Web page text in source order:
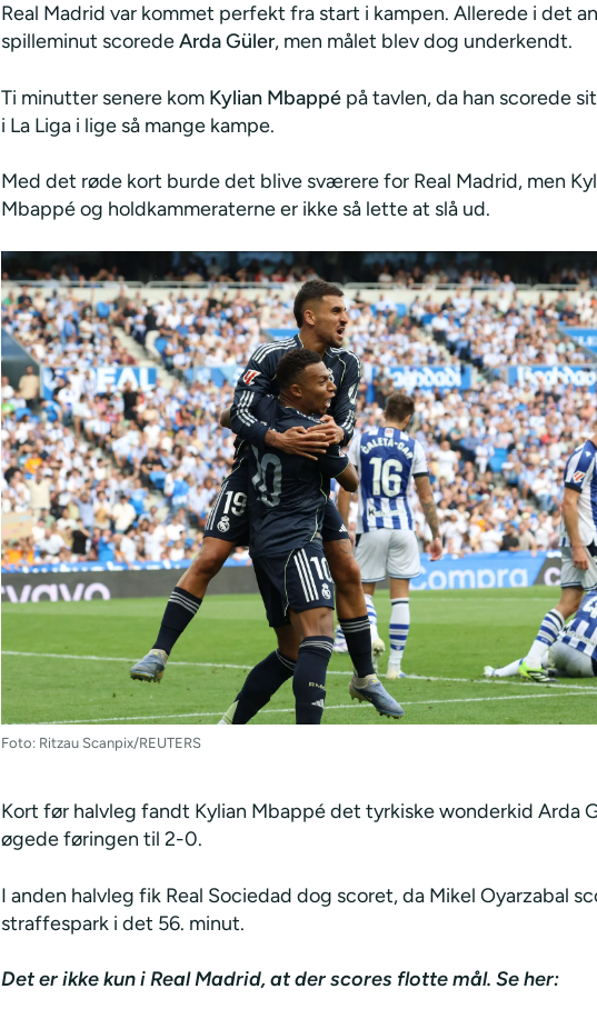
Real Madrid var kommet perfekt fra start i kampen. Allerede i det
spilleminut scoredeArda Güler, men målet blev dog underkendt.
Ti minutter senere kom Kylian Mbappé på tavlen, da han scorede
i La Liga i lige så mange kampe.
Med det røde kort burde det blive sværere for Real Madrid, men
Mbappé og holdkammeraterne er ikke så lette at slå ud.
Foto: Ritzau Scanpix/REUTERS
Kort før halvleg fandt Kylian Mbappé det tyrkiske wonderkid Arda
øgede føringen til 2-0.
I anden halvleg fik Real Sociedad dog scoret, da Mikel Oyarzabal
straffespark i det 56. minut.
Det er ikke kun i Real Madrid, at der scores flotte mål. Se her: